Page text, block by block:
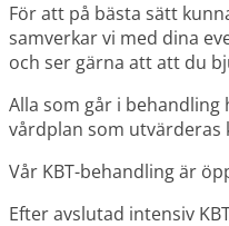
För att på bästa sätt
samverkar vi med dina
och ser gärna att att du
Alla som går i
vårdplan som utvärderas
Vår KBT-behandling är
Efter avslutad intensiv